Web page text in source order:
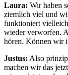
Laura: Wir haben
ziemlich viel und
funktioniert
wieder verworfen.
hören. Können wir
Justus: Also
machen wir das